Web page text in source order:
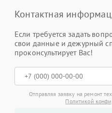
Контактная
Если требуется задать
свои данные и дежурный
проконсультирует Вас!
Отправляя заявку на ремонт
Политикой